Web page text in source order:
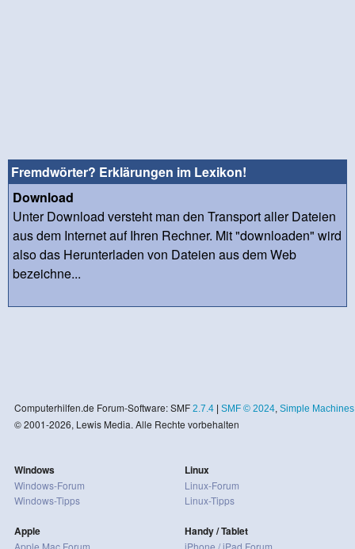
Fremdwörter? Erklärungen im Lexikon!
Download
Unter Download versteht man den Transport aller Dateien
aus dem Internet auf Ihren Rechner. Mit "downloaden" wird
also das Herunterladen von Dateien aus dem Web
bezeichne...
Computerhilfen.de Forum-Software: SMF 2.7.4| SMF © 2024, Simple Machines
© 2001-2026, Lewis Media. Alle Rechte vorbehalten
Windows
Windows-Forum
Windows-Tipps
Apple
Apple Mac Forum
Linux
Linux-Forum
Linux-Tipps
Handy / Tablet
iPhone / iPad Forum